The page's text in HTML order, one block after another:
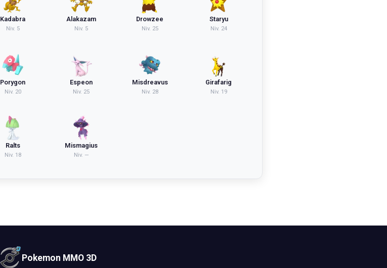
Kadabra
Niv. 5
Alakazam
Niv. 5
Drowzee
Niv. 25
Staryu
Niv. 24
Porygon
Niv. 20
Espeon
Niv. 25
Misdreavus
Niv. 28
Girafarig
Niv. 19
Ralts
Niv. 18
Mismagius
Niv. —
Pokemon MMO 3D